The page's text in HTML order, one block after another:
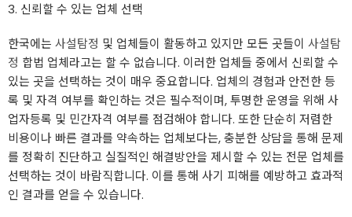
3. 신뢰할 수 있는 업체 선택
한국에는 사설탐정 및 업체들이 활동하고 있지만 모든 곳들이 사설탐
정 합법 업체라고는 할 수 없습니다. 이러한 업체들 중에서 신뢰할 수
있는 곳을 선택하는 것이 매우 중요합니다. 업체의 경험과 안전한 등
록 및 자격 여부를 확인하는 것은 필수적이며, 투명한 운영을 위해 사
업자등록 및 민간자격 여부를 점검해야 합니다. 또한 단순히 저렴한
비용이나 빠른 결과를 약속하는 업체보다는, 충분한 상담을 통해 문제
를 정확히 진단하고 실질적인 해결방안을 제시할 수 있는 전문 업체를
선택하는 것이 바람직합니다. 이를 통해 사기 피해를 예방하고 효과적
인 결과를 얻을 수 있습니다.